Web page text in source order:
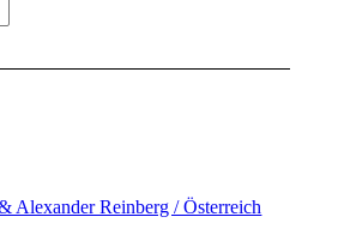
Alexander Reinberg / Österreich